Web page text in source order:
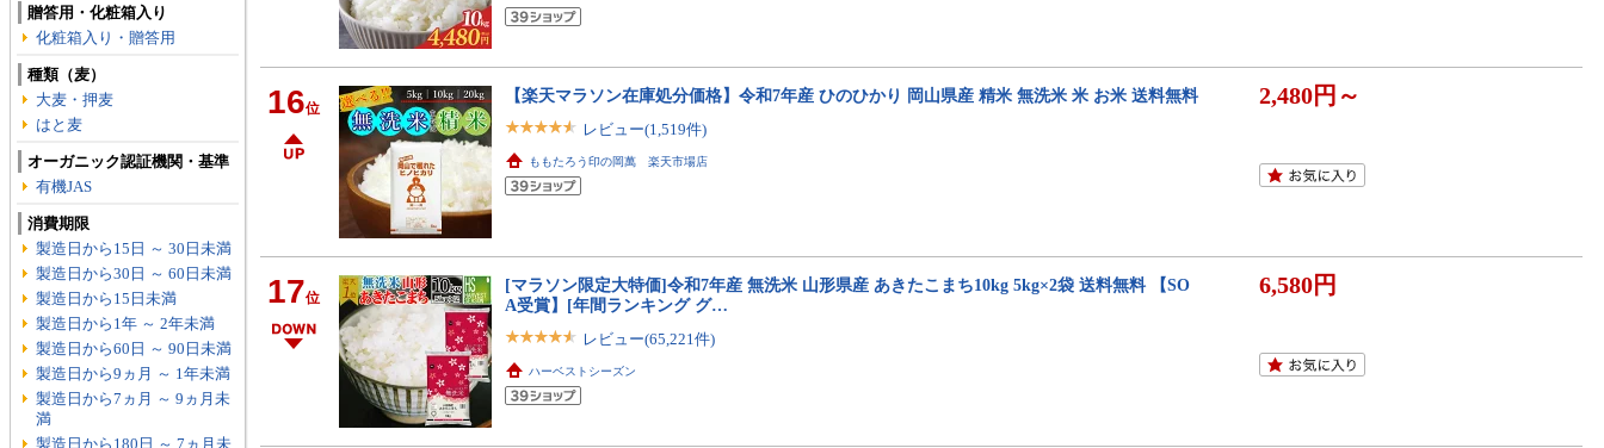
16位
【楽天マラソン在庫処分価格】令和7年産 ひのひかり 岡山県産 精米 無洗米 米 お米 送料無料
レビュー(1,519件)
ももたろう印の岡萬 楽天市場店
2,480円～
17位
[マラソン限定大特価]令和7年産 無洗米 山形県産 あきたこまち10kg 5kg×2袋 送料無料 【SO
A受賞】[年間ランキング グ…
レビュー(65,221件)
ハーベストシーズン
6,580円
贈答用・化粧箱入り
化粧箱入り・贈答用
種類（麦）
大麦・押麦
はと麦
オーガニック認証機関・基準
有機JAS
消費期限
製造日から15日 ～ 30日未満
製造日から30日 ～ 60日未満
製造日から15日未満
製造日から1年 ～ 2年未満
製造日から60日 ～ 90日未満
製造日から9ヵ月 ～ 1年未満
製造日から7ヵ月 ～ 9ヵ月未
満
製造日から180日 ～ 7ヵ月未